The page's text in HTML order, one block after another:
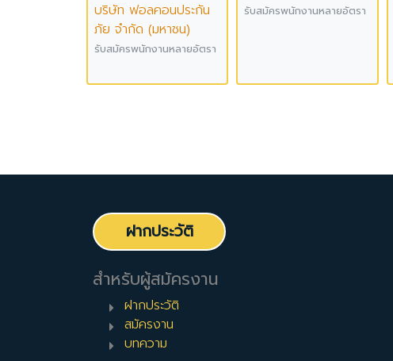
บริษัท ฟอลคอนประกัน
ภัย จำกัด (มหาชน)
รับสมัครพนักงานหลายอัตรา
รับสมัครพนักงานหลายอัตรา
ฝากประวัติ
สำหรับผู้สมัครงาน
ฝากประวัติ
สมัครงาน
บทความ